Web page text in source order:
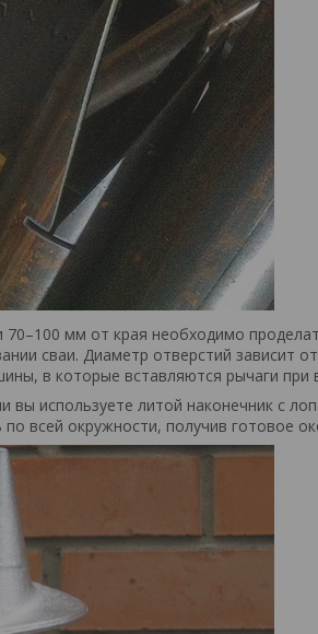
мм от края необходимо
сваи. Диаметр отверстий зависит
в которые вставляются рычаги при
вы используете литой наконечник с
всей окружности, получив готовое